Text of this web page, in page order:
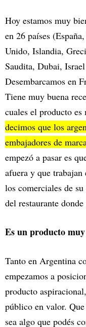
Hoy estamos muy
en 26 países
Unido, Islandia,
Saudita, Dubai,
Desembarcamos en
Tiene muy buena
cuales el producto
decimos que los
embajadores de
empezó a pasar es
afuera y que
los comerciales de
del restaurante
Es un producto
Tanto en Argentina
empezamos a
producto
público en valor.
sea algo que podés